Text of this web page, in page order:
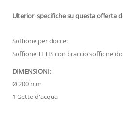
Ulteriori specifiche su questa offerta
Soffione per docce:
SoffioneTETIS con braccio soffione
DIMENSIONI:
Ø200 mm
1 Getto d'acqua